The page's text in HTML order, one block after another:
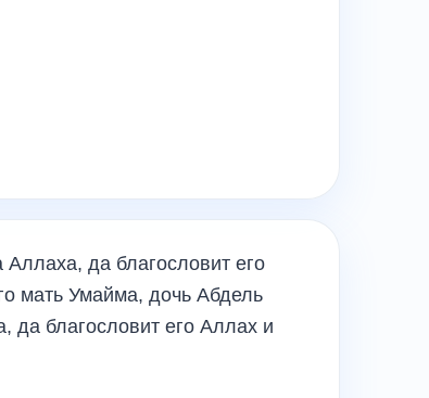
да благословит его
мать Умайма, дочь Абдель
да благословит его Аллах и